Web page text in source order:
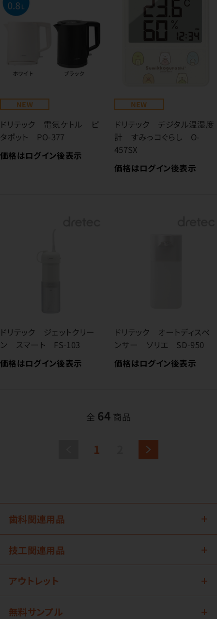
NEW
ドリテック 電気ケトル ピ
タポット PO-377
価格はログイン後表示
NEW
ドリテック デジタル温湿度
計 すみっコぐらし O-
457SX
価格はログイン後表示
ドリテック ジェットクリー
ン スマート FS-103
価格はログイン後表示
ドリテック オートディスペ
ンサー ソリエ SD-950
価格はログイン後表示
全 64 商品
1
歯科関連用品
技工関連用品
アウトレット
無料サンプル